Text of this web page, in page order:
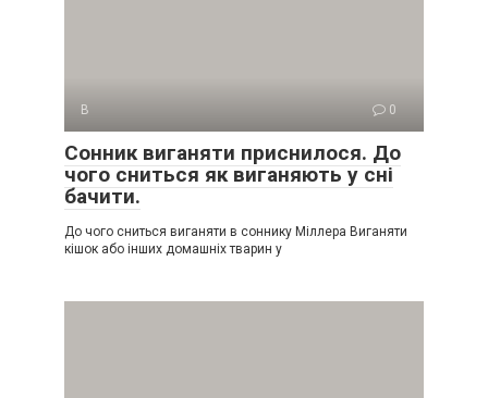
В 0
Сонник виганяти приснилося. До
чого сниться як виганяють у сні
бачити.
До чого сниться виганяти в соннику Міллера Виганяти
кішок або інших домашніх тварин у